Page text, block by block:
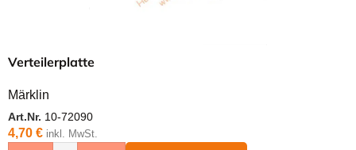
Verteilerplatte
Märklin
Art.Nr. 10-72090
4,70 € inkl. MwSt.